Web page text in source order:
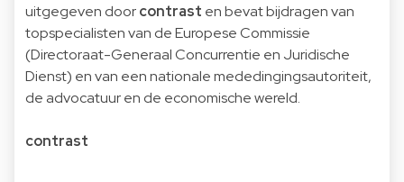
uitgegeven doorcontrast en bevat bijdragen van
topspecialisten van de Europese Commissie
(Directoraat-Generaal Concurrentie en Juridische
Dienst) en van een nationale mededingingsautoriteit,
de advocatuur en de economische wereld.
contrast